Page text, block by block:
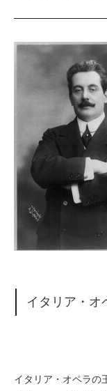
イタリア・オ
イタリア・オペラの